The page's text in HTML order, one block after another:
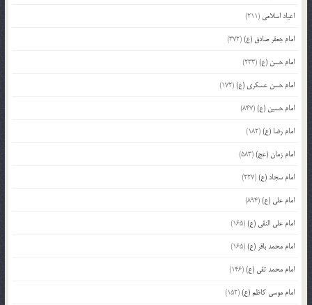
اعیاد اسلامی (211)
امام جعفر صادق (ع)(372)
امام حسن (ع)(233)
امام حسن عسکری (ع)(172)
امام حسین (ع)(847)
امام رضا (ع)(182)
امام زمان (عج)(583)
امام سجاد (ع)(227)
امام علی (ع)(894)
امام علی النقی (ع)(165)
امام محمد باقر (ع)(165)
امام محمد تقی (ع)(146)
امام موسی کاظم (ع)(152)